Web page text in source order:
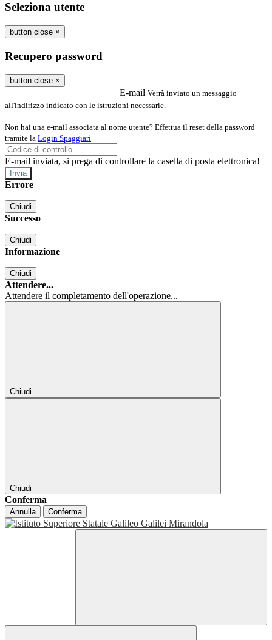
Seleziona utente
button close ×
Recupero password
button close ×
E-mail Verrà inviato un messaggio
all'indirizzo indicato con le istruzioni necessarie.
Non hai una e-mail associata al nome utente? Effettua il reset della password
tramite la Login Spaggiari
E-mail inviata, si prega di controllare la casella di posta elettronica!
Errore
Chiudi
Successo
Chiudi
Informazione
Chiudi
Attendere...
Attendere il completamento dell'operazione...
Chiudi
Chiudi
Conferma
Annulla Conferma